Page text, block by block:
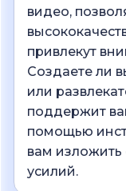
видео,
привлекут
Создаете ли
или
поддержит
помощью
вам изложить
усилий.